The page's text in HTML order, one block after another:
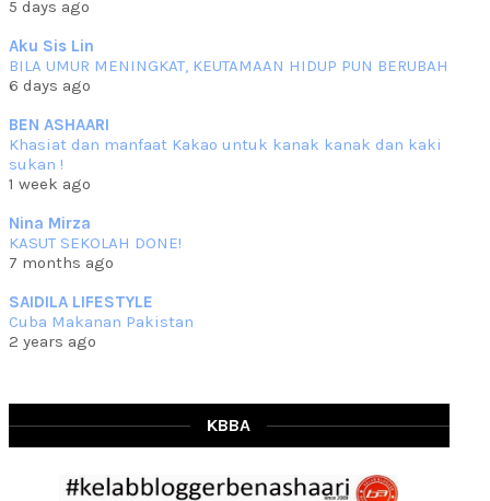
che mat ucapkan
Jun 30 2023
RESIPI KURMA AYAM MERAH
Assalammualaikum, salam semua. Hari ni 4 Zulhijjah 1444 Hijrah,
Jun 23 2023
RESIPI SAMBAL PARU
Assalammualaikum, salam sejahtera semua. Lama betul che mat tak
Jun 20 2023
RESIPI PISANG MUDA MASAK LEMAK
lemak ni che mat... read more
Mar 07 2023
RESIPI BAMIA KAMBING
Assalammualaikum, salam Ahad semua. Dah beberapa hari cuaca
asyik hujan saja di... read more
5 days ago
Aku Sis Lin
BILA UMUR MENINGKAT, KEUTAMAAN HIDUP PUN BERUBAH
6 days ago
BEN ASHAARI
Khasiat dan manfaat Kakao untuk kanak kanak dan kaki
sukan !
1 week ago
Nina Mirza
KASUT SEKOLAH DONE!
7 months ago
SAIDILA LIFESTYLE
Cuba Makanan Pakistan
2 years ago
KBBA